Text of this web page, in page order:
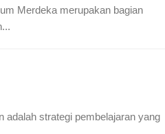
Merdeka merupakan bagian
adalah strategi pembelajaran yang